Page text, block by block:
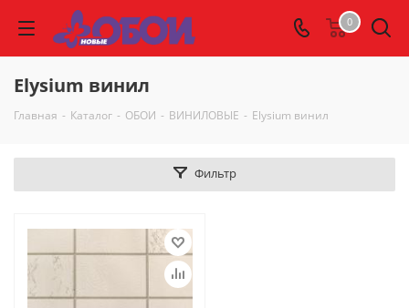
0
Elysium винил
Главная - Каталог - ОБОИ - ВИНИЛОВЫЕ - Elysium винил
Фильтр